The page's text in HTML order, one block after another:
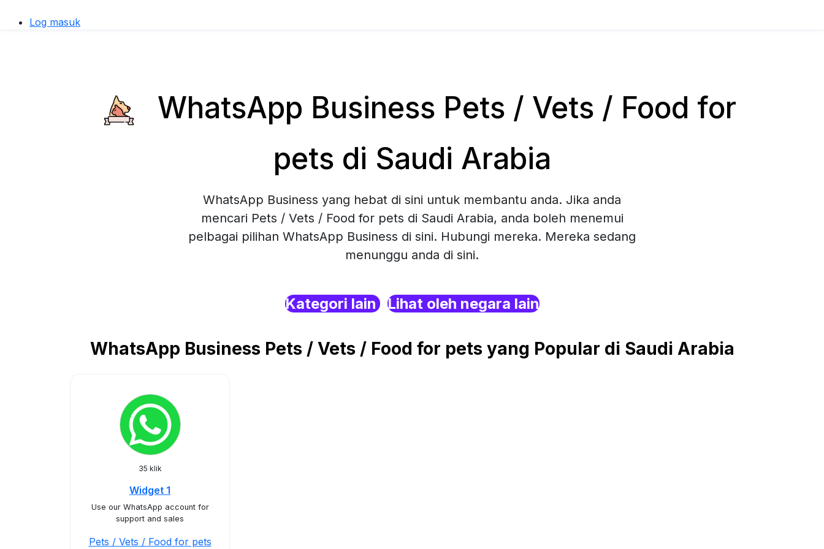
Log masuk
WhatsApp Business Pets / Vets / Food for
pets di Saudi Arabia
WhatsApp Business yang hebat di sini untuk membantu anda. Jika anda
mencari Pets / Vets / Food for pets di Saudi Arabia, anda boleh menemui
pelbagai pilihan WhatsApp Business di sini. Hubungi mereka. Mereka sedang
menunggu anda di sini.
Kategori lain Lihat oleh negara lain
WhatsApp Business Pets / Vets / Food for pets yang Popular di Saudi Arabia
35 klik
Widget 1
Use our WhatsApp account for
support and sales
Pets / Vets / Food for pets